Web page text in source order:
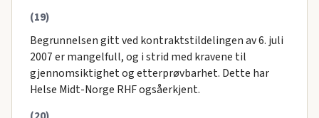
(19)
Begrunnelsen gitt ved kontraktstildelingen av 6. juli
2007 er mangelfull, og i strid med kravene til
gjennomsiktighet og etterprøvbarhet. Dette har
Helse Midt-Norge RHF ogsåerkjent.